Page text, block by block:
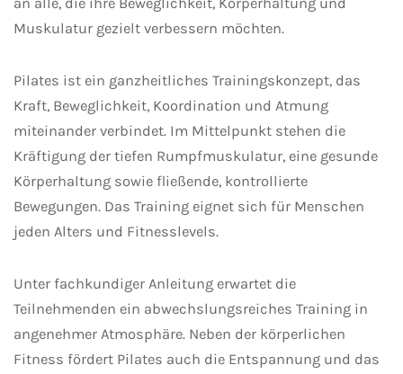
Muskulatur gezielt verbessern möchten.
Pilates ist ein ganzheitliches Trainingskonzept, das
Kraft, Beweglichkeit, Koordination und Atmung
miteinander verbindet. Im Mittelpunkt stehen die
Kräftigung der tiefen Rumpfmuskulatur, eine gesunde
Körperhaltung sowie fließende, kontrollierte
Bewegungen. Das Training eignet sich für Menschen
jeden Alters und Fitnesslevels.
Unter fachkundiger Anleitung erwartet die
Teilnehmenden ein abwechslungsreiches Training in
angenehmer Atmosphäre. Neben der körperlichen
Fitness fördert Pilates auch die Entspannung und das